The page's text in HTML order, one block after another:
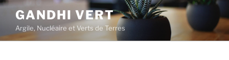
Aller
contenu
principal
GANDHI VERT
Argile, Nucléaire et Verts de Terres